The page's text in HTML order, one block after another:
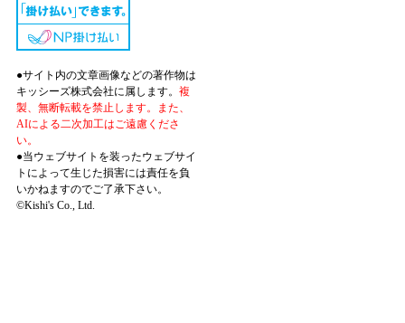
●サイト内の文章画像などの著作物は
キッシーズ株式会社に属します。 複
製、無断転載を禁止します。また、
AIによる二次加工はご遠慮くださ
い。
●当ウェブサイトを装ったウェブサイ
トによって生じた損害には責任を負
いかねますのでご了承下さい。
©Kishi's Co., Ltd.